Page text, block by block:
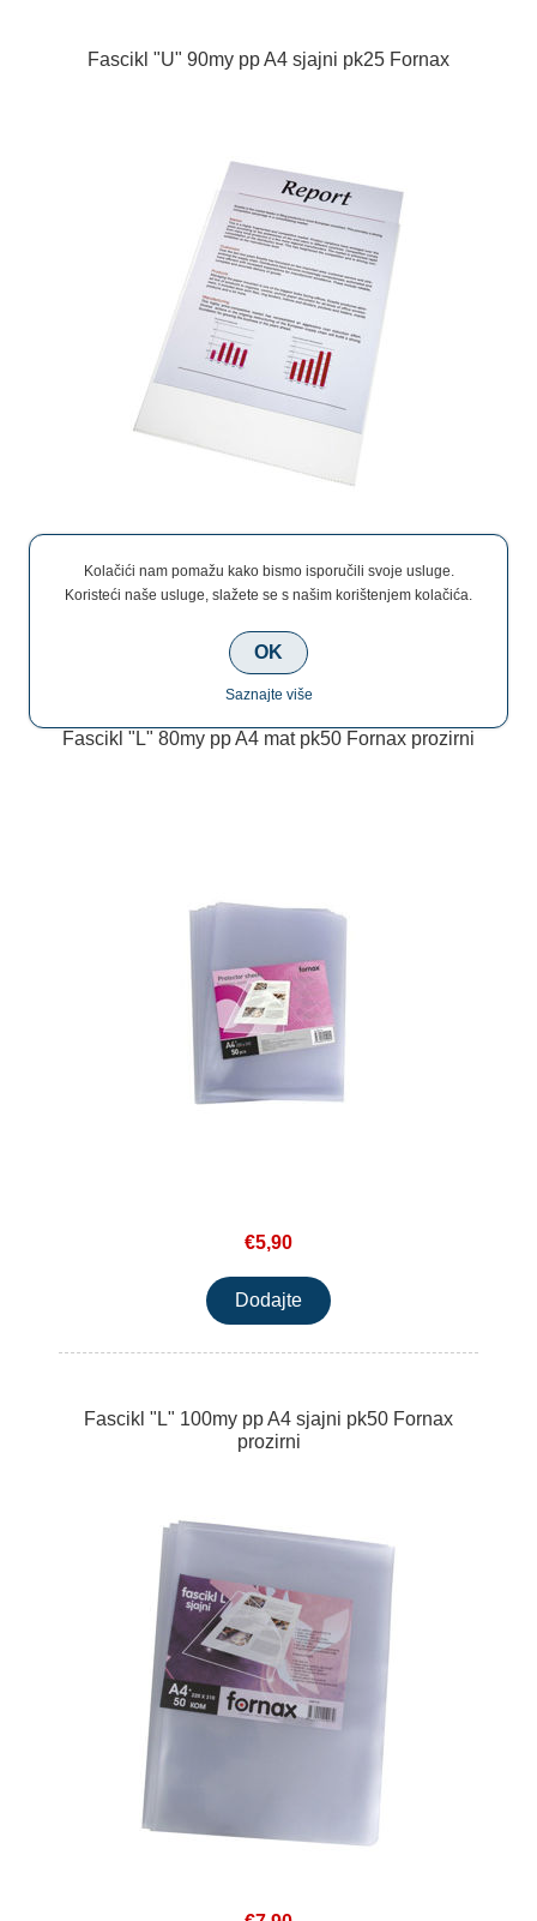
Fascikl "U" 90my pp A4 sjajni pk25 Fornax
€6,25
Fascikl "L" 80my pp A4 mat pk50 Fornax prozirni
€5,90
Fascikl "L" 100my pp A4 sjajni pk50 Fornax
prozirni
Kolačići nam pomažu kako bismo isporučili svoje usluge.
Koristeći naše usluge, slažete se s našim korištenjem kolačića.
OK
Saznajte više